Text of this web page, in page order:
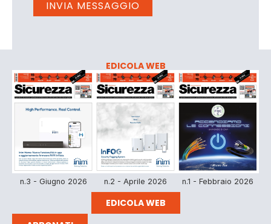
EDICOLA WEB
n.3 - Giugno 2026 n.2 - Aprile 2026 n.1 - Febbraio 2026
EDICOLA WEB